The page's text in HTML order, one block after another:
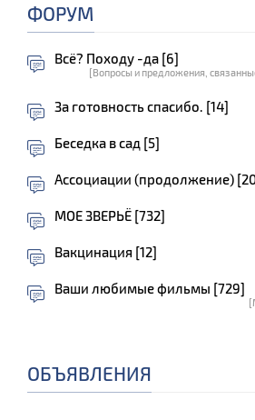
ФОРУМ
Всё? Походу -да [6]
[Вопросы и предложения,
За готовность спасибо. [14]
Беседка в сад [5]
Ассоциации (продолжение)
МОЕ ЗВЕРЬЁ [732]
Вакцинация [12]
Ваши любимые фильмы [729]
ОБЪЯВЛЕНИЯ